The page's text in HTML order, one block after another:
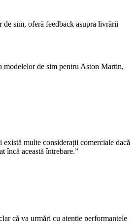
sim, oferă feedback asupra livrării
modelelor de sim pentru Aston Martin,
multe considerații comerciale dacă
încă această întrebare.”
că va urmări cu atenție performanțele